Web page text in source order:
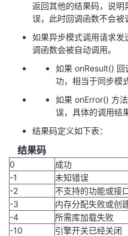
返回其他的结果码，说
误，此时回调函数不会被
如果异步模式调用请求发
调函数会被自动调用。
如果 onResult() 回
功，相当于同步模
如果 onError() 方
误，具体的调用结
结果码定义如下表：
结果码
0
成功
-1
未知错误
-2
不支持的功能或接
-3
内存分配失败或创
-4
所需库加载失败
-10
引擎开关已经关闭